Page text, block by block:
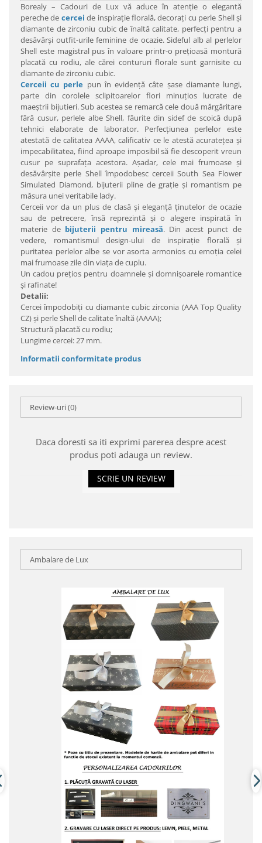
Borealy – Cadouri de Lux vă aduce în atenţie o elegantă
pereche de cercei de inspiraţie florală, decoraţi cu perle Shell şi
diamante de zirconiu cubic de înaltă calitate, perfecţi pentru a
desăvârşi outfit-urile feminine de ocazie. Sideful alb al perlelor
Shell este magistral pus în valoare printr-o preţioasă montură
placată cu rodiu, ale cărei contururi florale sunt garnisite cu
diamante de zirconiu cubic.
Cerceii cu perle pun în evidenţă câte şase diamante lungi,
parte din corolele sclipitoarelor flori minuţios lucrate de
maeştrii bijutieri. Sub acestea se remarcă cele două mărgăritare
fără cusur, perlele albe Shell, făurite din sidef de scoică după
tehnici elaborate de laborator. Perfecţiunea perlelor este
atestată de calitatea AAAA, calificativ ce le atestă acurateţea şi
impecabilitatea, fiind aproape imposibil să fie descoperit vreun
cusur pe suprafaţa acestora. Aşadar, cele mai frumoase şi
desăvârşite perle Shell împodobesc cerceii South Sea Flower
Simulated Diamond, bijuterii pline de graţie şi romantism pe
măsura unei veritabile lady.
Cerceii vor da un plus de clasă şi eleganţă ţinutelor de ocazie
sau de petrecere, însă reprezintă şi o alegere inspirată în
materie de bijuterii pentru mireasă. Din acest punct de
vedere, romantismul design-ului de inspiraţie florală şi
puritatea perlelor albe se vor asorta armonios cu emoţia celei
mai frumoase zile din viaţa de cuplu.
Un cadou preţios pentru doamnele şi domnişoarele romantice
şi rafinate!
Detalii:
Cercei împodobiţi cu diamante cubic zirconia (AAA Top Quality
CZ) şi perle Shell de calitate înaltă (AAAA);
Structură placată cu rodiu;
Lungime cercei: 27 mm.
Informatii conformitate produs
Review-uri(0)
Daca doresti sa iti exprimi parerea despre acest
produs poti adauga un review.
SCRIE UN REVIEW
Ambalare de Lux